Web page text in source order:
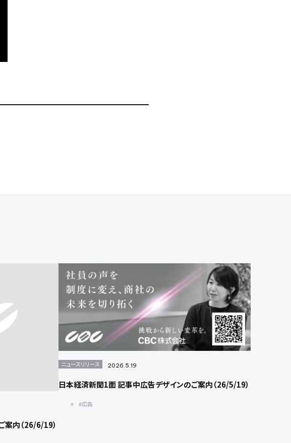
内（26/6/19）
ニュースリリース 2026.5.19
日本経済新聞1面 記事中広告デザインのご案内（26/5/19）
#広告